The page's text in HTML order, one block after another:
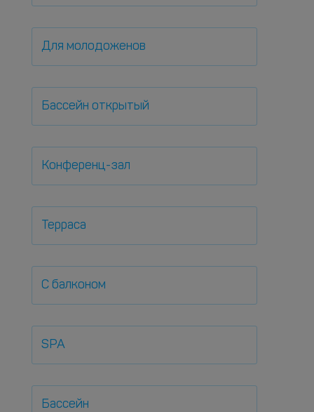
Для молодоженов
Бассейн открытый
Конференц-зал
Терраса
С балконом
SPA
Бассейн